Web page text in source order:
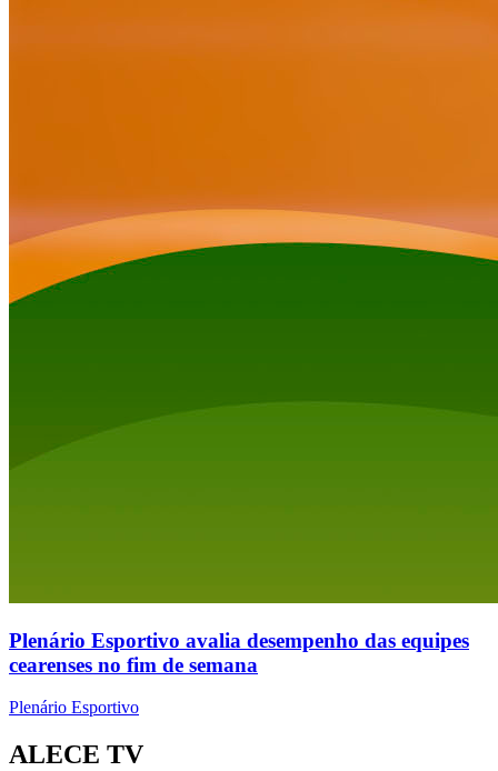
Plenário Esportivo avalia desempenho das equipes
cearenses no fim de semana
Plenário Esportivo
ALECE TV